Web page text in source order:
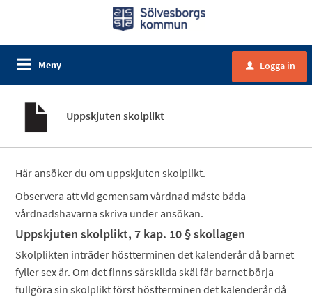
Meny u Logga in
Uppskjuten skolplikt
Här ansöker du om uppskjuten skolplikt.
Observera att vid gemensam vårdnad måste båda
vårdnadshavarna skriva under ansökan.
Uppskjuten skolplikt, 7 kap. 10 § skollagen
Skolplikten inträder höstterminen det kalenderår då barnet
fyller sex år. Om det finns särskilda skäl får barnet börja
fullgöra sin skolplikt först höstterminen det kalenderår då